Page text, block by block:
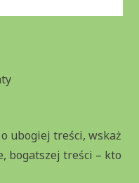
ubogiej treści, wskaż
bogatszej treści – kto